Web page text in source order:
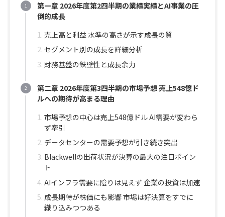
第一章 2026年度第2四半期の業績実績とAI事業の圧
倒的成長
売上高と利益 水準の高さが示す成長の質
セグメント別の成長を詳細分析
財務基盤の鉄壁性と成長余力
第二章 2026年度第3四半期の市場予想 売上548億ド
ルへの期待が高まる理由
市場予想の中心は売上548億ドル AI需要が変わら
ず牽引
データセンターの需要予想が引き続き突出
Blackwellの出荷状況が決算の最大の注目ポイン
ト
AIインフラ需要に陰りは見えず 企業の投資は加速
成長期待が株価にも影響 市場は好決算をすでに
織り込みつつある